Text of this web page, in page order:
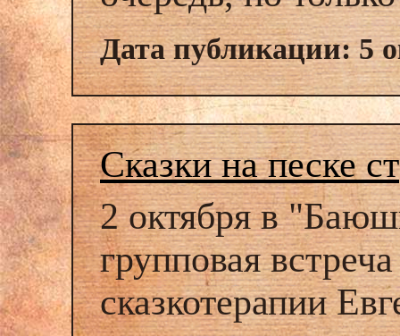
Дата публикации: 5
Сказки на песке
2 октября в
групповая
сказкотерапии